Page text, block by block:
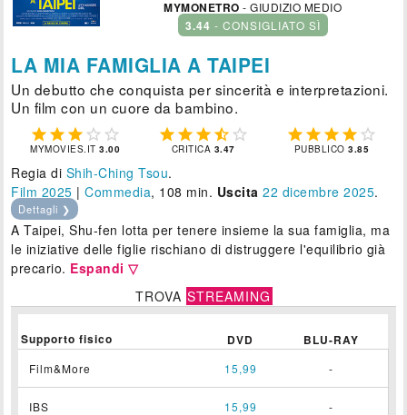
MYMONETRO - GIUDIZIO MEDIO
3.44 - CONSIGLIATO SÌ
LA MIA FAMIGLIA A TAIPEI
Un debutto che conquista per sincerità e interpretazioni.
Un film con un cuore da bambino.
    
MYMOVIES.IT3.00
    
CRITICA 3.47
    
PUBBLICO3.85
Regia di Shih-Ching Tsou.
Film 2025 |Commedia, 108 min. Uscita 22 dicembre 2025.
Dettagli ❯
A Taipei, Shu-fen lotta per tenere insieme la sua famiglia, ma
le iniziative delle figlie rischiano di distruggere l'equilibrio già
precario. Espandi ▽
TROVA STREAMING
Supporto fisico DVD BLU-RAY
Film&More 15,99 -
IBS 15,99 -